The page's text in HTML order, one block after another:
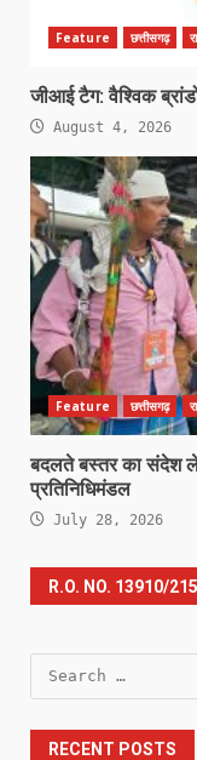
Feature छत्तीसगढ़
जीआई टैग: वैश्विक
August 4, 2026
Feature छत्तीसगढ़
बदलते बस्तर का संदेश
प्रतिनिधिमंडल
July 28, 2026
R.O. NO. 13910/215
Search
for:
RECENT POSTS